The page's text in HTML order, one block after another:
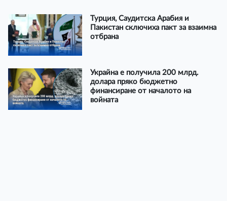
Турция, Саудитска Арабия и
Пакистан сключиха пакт за взаимна
отбрана
Украйна е получила 200 млрд.
долара пряко бюджетно
финансиране от началото на
войната